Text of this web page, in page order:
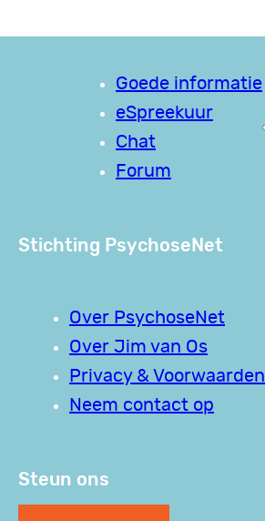
Goede informatie
eSpreekuur
Chat
Forum
Stichting PsychoseNet
Over PsychoseNet
Over Jim van Os
Privacy & Voorwaarden
Neem contact op
Steun ons